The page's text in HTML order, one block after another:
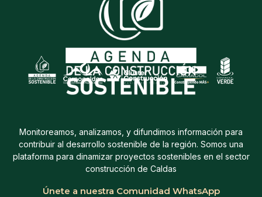
Monitoreamos, analizamos, y difundimos información para
contribuir al desarrollo sostenible de la región. Somos una
plataforma para dinamizar proyectos sostenibles en el sector
construcción de Caldas
Únete a nuestra Comunidad WhatsApp